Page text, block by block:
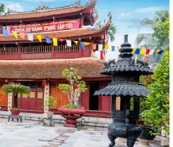
Chủ tịch Hội Người cao tuổi xã Hà
THƯỜNG VỤ THÀNH ỦY về phương
dục mầm...
người tham gia hoạt động ở thôn Cổ
người tham gia hoạt động ở thôn Cổ